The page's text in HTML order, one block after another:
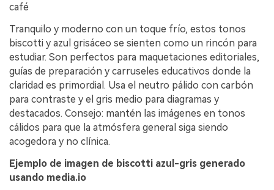
café
Tranquilo y moderno con un toque frío, estos tonos
biscotti y azul grisáceo se sienten como un rincón para
estudiar. Son perfectos para maquetaciones editoriales,
guías de preparación y carruseles educativos donde la
claridad es primordial. Usa el neutro pálido con carbón
para contraste y el gris medio para diagramas y
destacados. Consejo: mantén las imágenes en tonos
cálidos para que la atmósfera general siga siendo
acogedora y no clínica.
Ejemplo de imagen de biscotti azul-gris generado
usando media.io